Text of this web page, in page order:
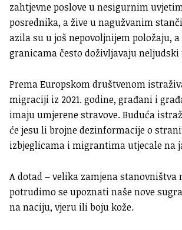
zahtjevne poslove u nesigurnim
posrednika, a žive u nagužvanim
azila su u još nepovoljnijem položaju,
granicama često doživljavaju
Prema Europskom društvenom
migraciji iz 2021. godine, građani i
imaju umjerene stravove. Buduća
će jesu li brojne dezinformacije o
izbjeglicama i migrantima utjecale na
A dotad – velika zamjena stanovništva
potrudimo se upoznati naše nove
na naciju, vjeru ili boju kože.